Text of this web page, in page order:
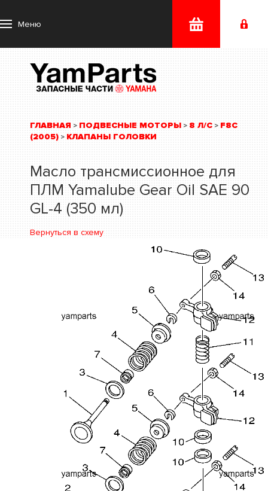
Меню
ГЛАВНАЯ > ПОДВЕСНЫЕ МОТОРЫ > 8 Л/С > F8C
(2005) > КЛАПАНЫ ГОЛОВКИ
Масло трансмиссионное для
ПЛМ Yamalube Gear Oil SAE 90
GL-4 (350 мл)
Вернуться в схему